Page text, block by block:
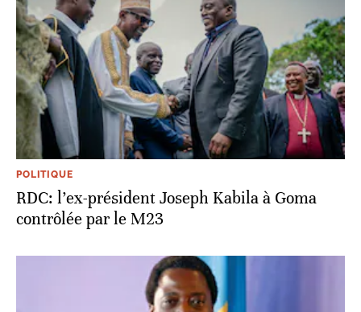
POLITIQUE
RDC: l’ex-président Joseph Kabila à Goma
contrôlée par le M23